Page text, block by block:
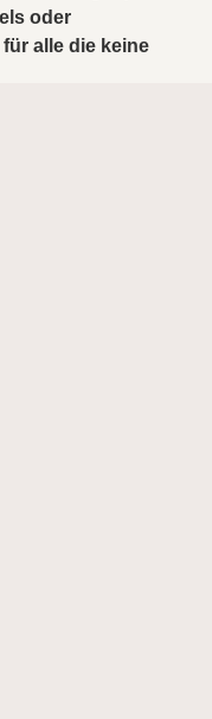
oder
alle die keine